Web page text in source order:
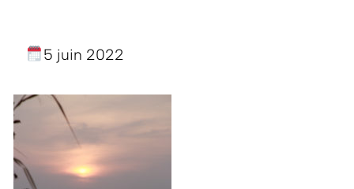
5 juin 2022